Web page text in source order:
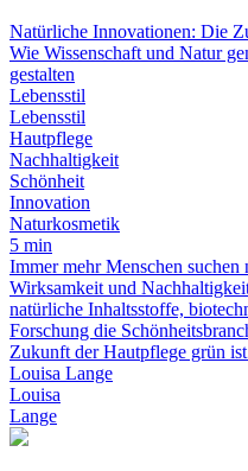
Natürliche Innovationen: Die
Wie Wissenschaft und Natur
gestalten
Lebensstil
Lebensstil
Hautpflege
Nachhaltigkeit
Schönheit
Innovation
Naturkosmetik
5 min
Immer mehr Menschen
Wirksamkeit und
natürliche Inhaltsstoffe,
Forschung die
Zukunft der Hautpflege grün
Louisa Lange
Louisa
Lange